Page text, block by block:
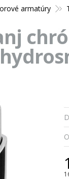
armatúry